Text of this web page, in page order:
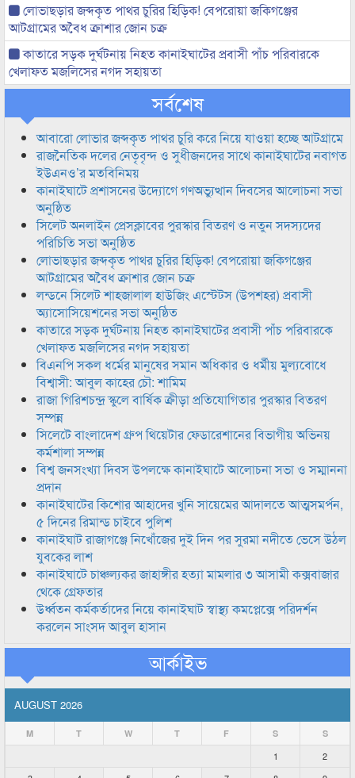
লোভাছড়ার জব্দকৃত পাথর চুরির হিড়িক! বেপরোয়া জকিগঞ্জের
আটগ্রামের অবৈধ ক্রাশার জোন চক্র
কাতারে সড়ক দুর্ঘটনায় নিহত কানাইঘাটের প্রবাসী পাঁচ পরিবারকে
খেলাফত মজলিসের নগদ সহায়তা
সর্বশেষ
আবারো লোভার জব্দকৃত পাথর চুরি করে নিয়ে যাওয়া হচ্ছে আটগ্রামে
রাজনৈতিক দলের নেতৃবৃন্দ ও সুধীজনদের সাথে কানাইঘাটের নবাগত
ইউএনও’র মতবিনিময়
কানাইঘাটে প্রশাসনের উদ্যোগে গণঅভ্যুত্থান দিবসের আলোচনা সভা
অনুষ্ঠিত
সিলেট অনলাইন প্রেসক্লাবের পুরস্কার বিতরণ ও নতুন সদস্যদের
পরিচিতি সভা অনুষ্ঠিত
লোভাছড়ার জব্দকৃত পাথর চুরির হিড়িক! বেপরোয়া জকিগঞ্জের
আটগ্রামের অবৈধ ক্রাশার জোন চক্র
লন্ডনে সিলেট শাহজালাল হাউজিং এস্টেটস (উপশহর) প্রবাসী
অ্যাসোসিয়েশনের সভা অনুষ্ঠিত
কাতারে সড়ক দুর্ঘটনায় নিহত কানাইঘাটের প্রবাসী পাঁচ পরিবারকে
খেলাফত মজলিসের নগদ সহায়তা
বিএনপি সকল ধর্মের মানুষের সমান অধিকার ও ধর্মীয় মুল্যবোধে
বিশ্বাসী: আবুল কাহের চৌ: শামিম
রাজা গিরিশচন্দ্র স্কুলে বার্ষিক ক্রীড়া প্রতিযোগিতার পুরস্কার বিতরণ
সম্পন্ন
সিলেটে বাংলাদেশ গ্রুপ থিয়েটার ফেডারেশানের বিভাগীয় অভিনয়
কর্মশালা সম্পন্ন
বিশ্ব জনসংখ্যা দিবস উপলক্ষে কানাইঘাটে আলোচনা সভা ও সম্মাননা
প্রদান
কানাইঘাটের কিশোর আহাদের খুনি সায়েমের আদালতে আত্মসমর্পন,
৫ দিনের রিমান্ড চাইবে পুলিশ
কানাইঘাট রাজাগঞ্জে নিখোঁজের দুই দিন পর সুরমা নদীতে ভেসে উঠল
যুবকের লাশ
কানাইঘাটে চাঞ্চল্যকর জাহাঙ্গীর হত্যা মামলার ৩ আসামী কক্সবাজার
থেকে গ্রেফতার
উর্ধ্বতন কর্মকর্তাদের নিয়ে কানাইঘাট স্বাস্থ্য কমপ্লেক্সে পরিদর্শন
করলেন সাংসদ আবুল হাসান
আর্কাইভ
AUGUST 2026
M T W T F S S
1
2